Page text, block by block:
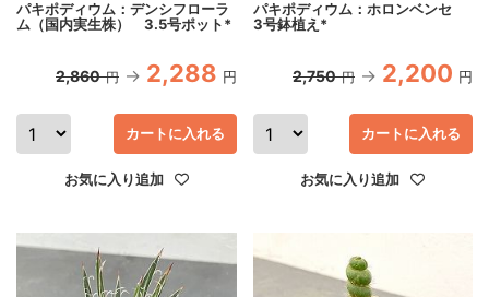
パキポディウム：デンシフローラ
ム（国内実生株） 3.5号ポット*
2,860 円 2,288 円
お気に入り追加
カートに入れる
パキポディウム：ホロンベンセ
3号鉢植え*
2,750 円 2,200 円
お気に入り追加
カートに入れる